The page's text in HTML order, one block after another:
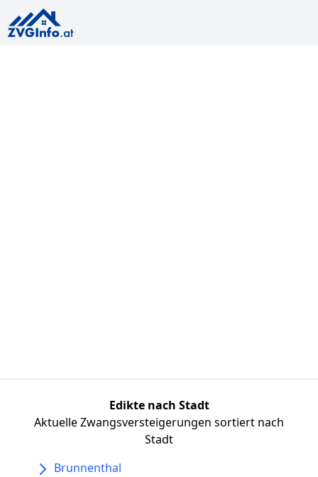
Edikte nach Stadt
Aktuelle Zwangsversteigerungen sortiert nach
Stadt
Brunnenthal